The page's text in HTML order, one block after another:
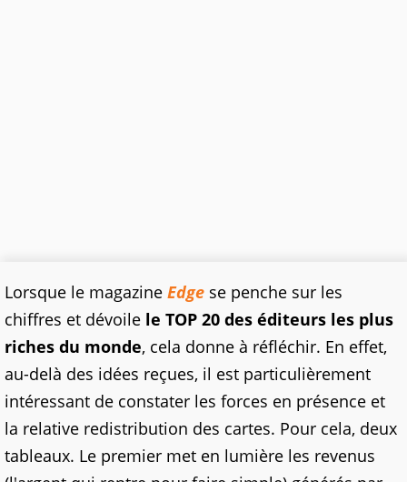
Lorsque le magazine Edge se penche sur les
chiffres et dévoile le TOP 20 des éditeurs les plus
riches du monde, cela donne à réfléchir. En effet,
au-delà des idées reçues, il est particulièrement
intéressant de constater les forces en présence et
la relative redistribution des cartes. Pour cela, deux
tableaux. Le premier met en lumière les revenus